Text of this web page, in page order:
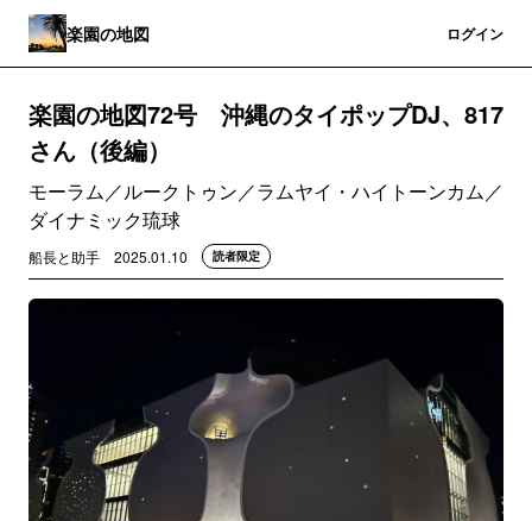
楽園の地図 ログイン
楽園の地図72号 沖縄のタイポップDJ、817
さん（後編）
モーラム／ルークトゥン／ラムヤイ・ハイトーンカム／
ダイナミック琉球
船長と助手 2025.01.10 読者限定